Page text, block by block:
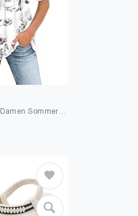
WNEEDU Tshirt Damen Sommer Bluse Kurzarm Quadratischem Ausschnitt Oberteile Damen Sommer Tunika T-Shirt Plissee Tops mit Puffärmel Lässige Flowy Elegant Weiße Blume M